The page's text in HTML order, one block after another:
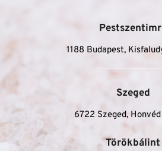
1188 Budapest,
Szeged
6722 Szeged,
Törökbálint